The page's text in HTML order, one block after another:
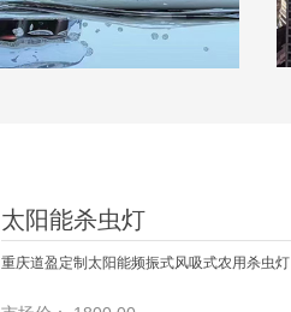
太阳能杀虫灯
重庆道盈定制太阳能频振式风吸式农用杀虫灯